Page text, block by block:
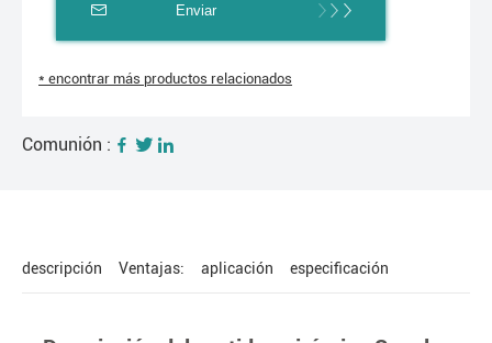
Enviar
* encontrar más productos relacionados
Comunión :
descripción Ventajas: aplicación especificación